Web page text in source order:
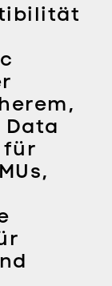
Data
für